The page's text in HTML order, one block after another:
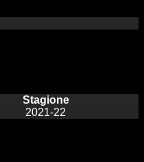
Stagione
2021-22